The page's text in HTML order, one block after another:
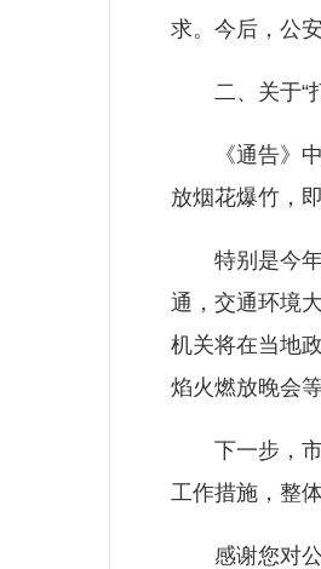
求。今后，公
二、关于“打
《通告》中
放烟花爆竹，
特别是今年
通，交通环境
机关将在当地
焰火燃放晚会
下一步，市
工作措施，整
感谢您对公